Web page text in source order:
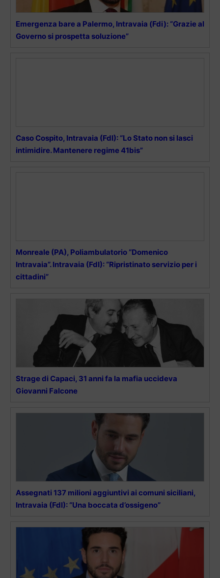
Emergenza bare a Palermo, Intravaia (Fdi): “Grazie al
Governo si prospetta soluzione”
Caso Cospito, Intravaia (FdI): “Lo Stato non si lasci
intimidire. Mantenere regime 41bis”
Monreale (PA), Poliambulatorio “Domenico
Intravaia”. Intravaia (FdI): “Ripristinato servizio per i
cittadini”
Strage di Capaci, 31 anni fa la mafia uccideva
Giovanni Falcone
Assegnati 137 milioni aggiuntivi ai comuni siciliani,
Intravaia (FdI): “Una boccata d’ossigeno”